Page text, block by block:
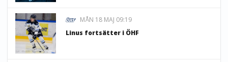
MÅN 18 MAJ 09:19
Linus fortsätter i ÖHF